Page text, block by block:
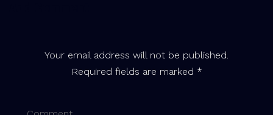
Your email address will not be published.
Required fields are marked *